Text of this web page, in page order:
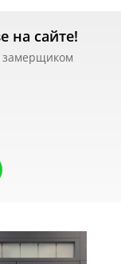
на сайте!
замерщиком